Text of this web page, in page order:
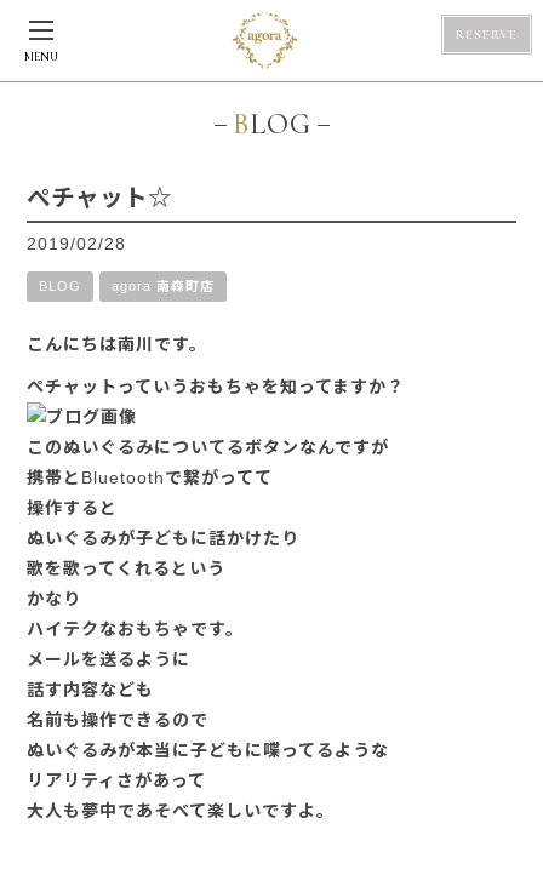
MENU
RESERVE
BLOG
ぺチャット☆
2019/02/28
BLOG agora 南森町店
こんにちは南川です。
ぺチャットっていうおもちゃを知ってますか？
このぬいぐるみについてるボタンなんですが
携帯とBluetoothで繋がってて
操作すると
ぬいぐるみが子どもに話かけたり
歌を歌ってくれるという
かなり
ハイテクなおもちゃです。
メールを送るように
話す内容なども
名前も操作できるので
ぬいぐるみが本当に子どもに喋ってるような
リアリティさがあって
大人も夢中であそべて楽しいですよ。